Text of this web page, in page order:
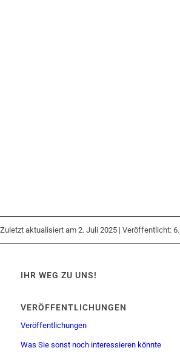
Zuletzt aktualisiert am 2. Juli 2025 | Veröffentlicht:
IHR WEG ZU UNS!
VERÖFFENTLICHUNGEN
Veröffentlichungen
Was Sie sonst noch interessieren könnte